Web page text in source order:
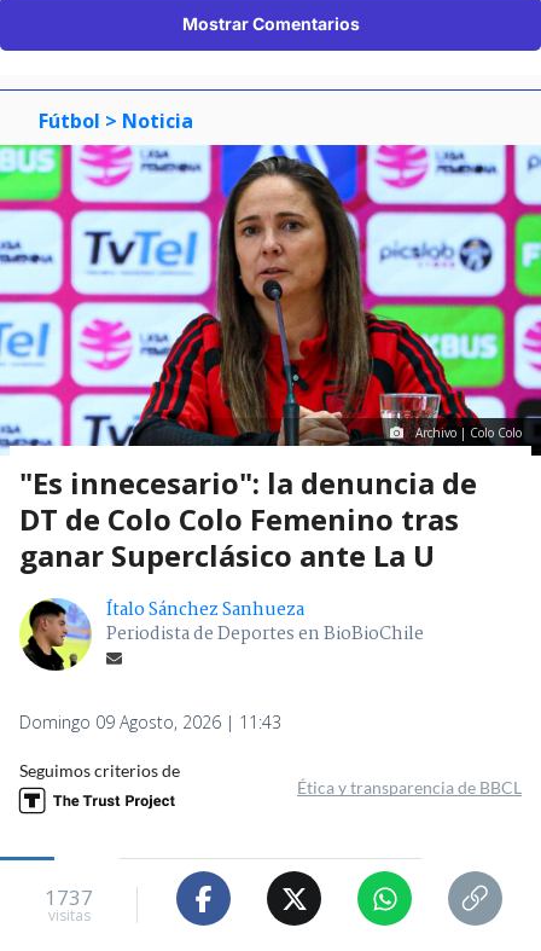
Mostrar Comentarios
Fútbol > Noticia
Archivo | Colo Colo
"Es innecesario": la denuncia de
DT de Colo Colo Femenino tras
ganar Superclásico ante La U
Ítalo Sánchez Sanhueza
Periodista de Deportes en BioBioChile
Domingo 09 Agosto, 2026 | 11:43
Seguimos criterios de
Ética y transparencia de BBCL
1737
visitas